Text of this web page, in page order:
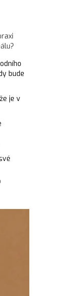
bude
je v